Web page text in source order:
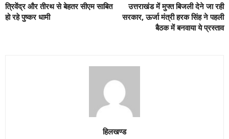
त्रिवेंद्र और तीरथ से बेहतर सीएम साबित
हो रहे पुष्कर धामी
उत्तराखंड में मुफ्त बिजली देने जा रही
सरकार, ऊर्जा मंत्री हरक सिंह ने पहली
बैठक में बनवाया ये प्रस्ताव
हिलखण्ड